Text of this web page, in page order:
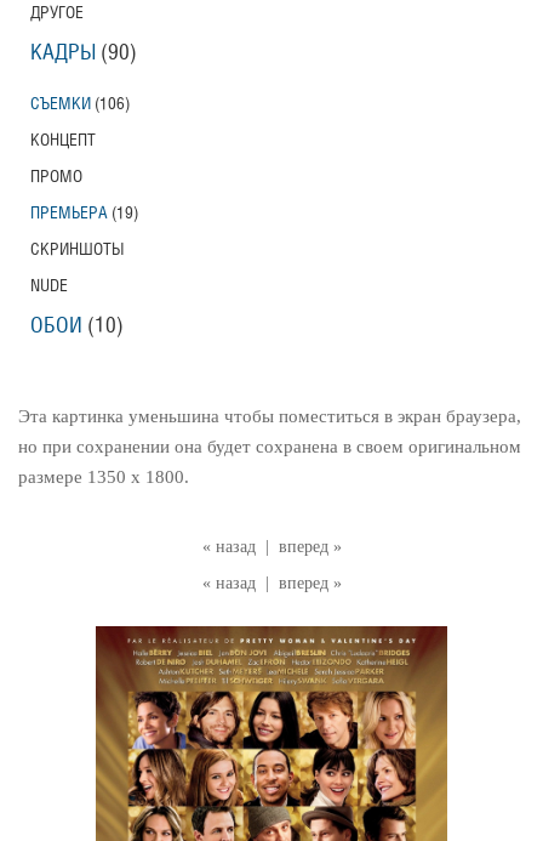
« назад
вперед »
« назад
вперед »
Эта картинка уменьшина чтобы поместиться в экран браузера,
но при сохранении она будет сохранена в своем оригинальном
размере 1350 x 1800.
ДРУГОЕ
КАДРЫ (90)
СЪЕМКИ (106)
КОНЦЕПТ
ПРОМО
ПРЕМЬЕРА (19)
СКРИНШОТЫ
NUDE
ОБОИ (10)